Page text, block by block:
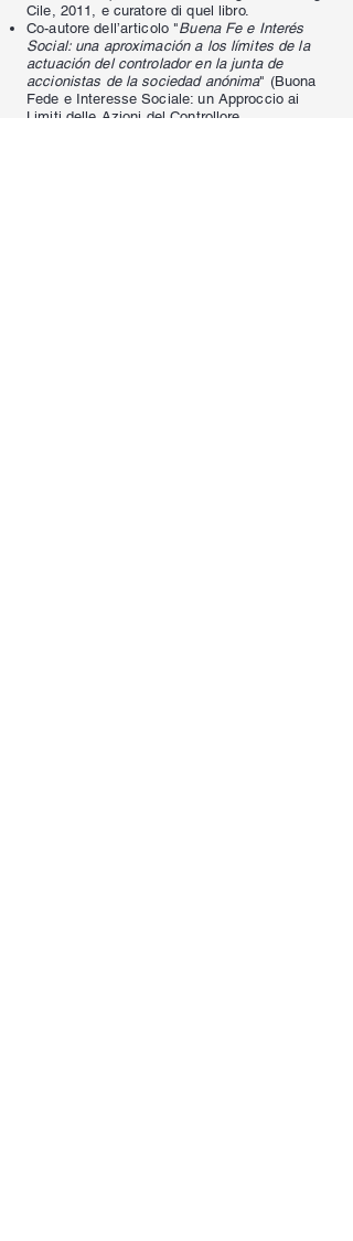
Cile, 2011, e curatore di quel libro.
Co-autore dell’articolo "Buena Fe e Interés
Social: una aproximación a los límites de la
actuación del controlador en la junta de
accionistas de la sociedad anónima" (Buona
Fede e Interesse Sociale: un Approccio ai
Limiti delle Azioni del Controllore